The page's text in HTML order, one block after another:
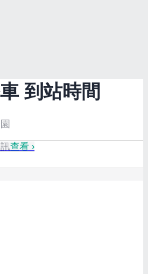
到站時間
查看 ›